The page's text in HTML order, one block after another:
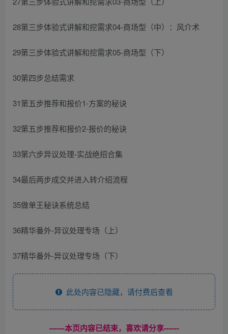
28第三步体验式讲解和挖需求04-商场型（中）：风介术
29第三步体验式讲解和挖需求05-商场型（下）
30第四步总结需求
31第五步推荐和报价1-方案的秘诀
32第五步推荐和报价2-报价的秘诀
33第六步异议处理-实战绝招合集
34最后两步成交并进入转介绍流程
35做单王秘诀系统总结
36精华番外-异议处理专场（上）
37精华番外-异议处理专场（下）
此处内容已隐藏，请付费后查看
------本页内容已结束，喜欢请分享------